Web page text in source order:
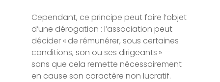
Cependant, ce principe peut faire l’objet
d’une dérogation : l’association peut
décider « de rémunérer, sous certaines
conditions, son ou ses dirigeants » —
sans que cela remette nécessairement
en cause son caractère non lucratif.